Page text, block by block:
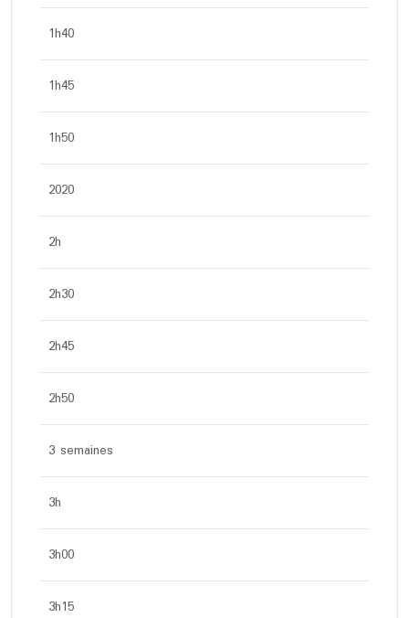
1h40
1h45
1h50
2020
2h
2h30
2h45
2h50
3 semaines
3h
3h00
3h15